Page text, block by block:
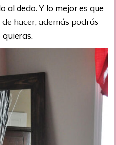
al dedo. Y lo mejor es que
hacer, además podrás